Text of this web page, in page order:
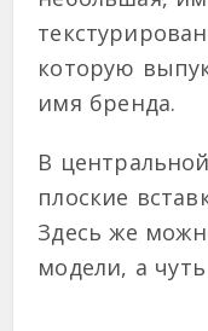
которую
имя бренда.
В
плоские
Здесь же
модели, а